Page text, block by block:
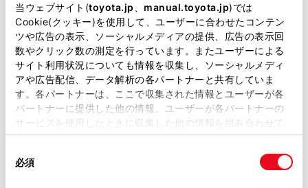
当ウェブサイト(toyota.jp manual.toyota.jp)では
Cookie(クッキー)を使用して、ユーザーに合わせたコンテン
ツや広告の表示、ソーシャルメディアの提供、広告の表示回
数やクリック数の測定を行っています。またユーザーによる
サイト利用状況についても情報を収集し、ソーシャルメディ
アや広告配信、データ解析の各パートナーと共有していま
す。各パートナーは、ここで収集された情報とユーザーが各
パートナーに提供した他の情報、ユーザーが各パートナーの
サービスを使用したときに収集した他の情報を組み合わせて
使用することがあります。当ウェブサイトの使用を続行する
必須
お客様へのお願い
ご愛用の皆様には、ご迷惑をおかけして誠に申し訳ございませんが、トヨタ
販売店からご案内させていただきますので、お早めに、最寄りのご愛用車取
り扱い販売店へご来店日時をご予約いただき、点検・修理（無料）をお受け
いただきますようお願い申し上げます。
ご愛用の皆様には大変ご迷惑をおかけ致しましたこと、心からお詫び申し上
下部のお客様相談センタ